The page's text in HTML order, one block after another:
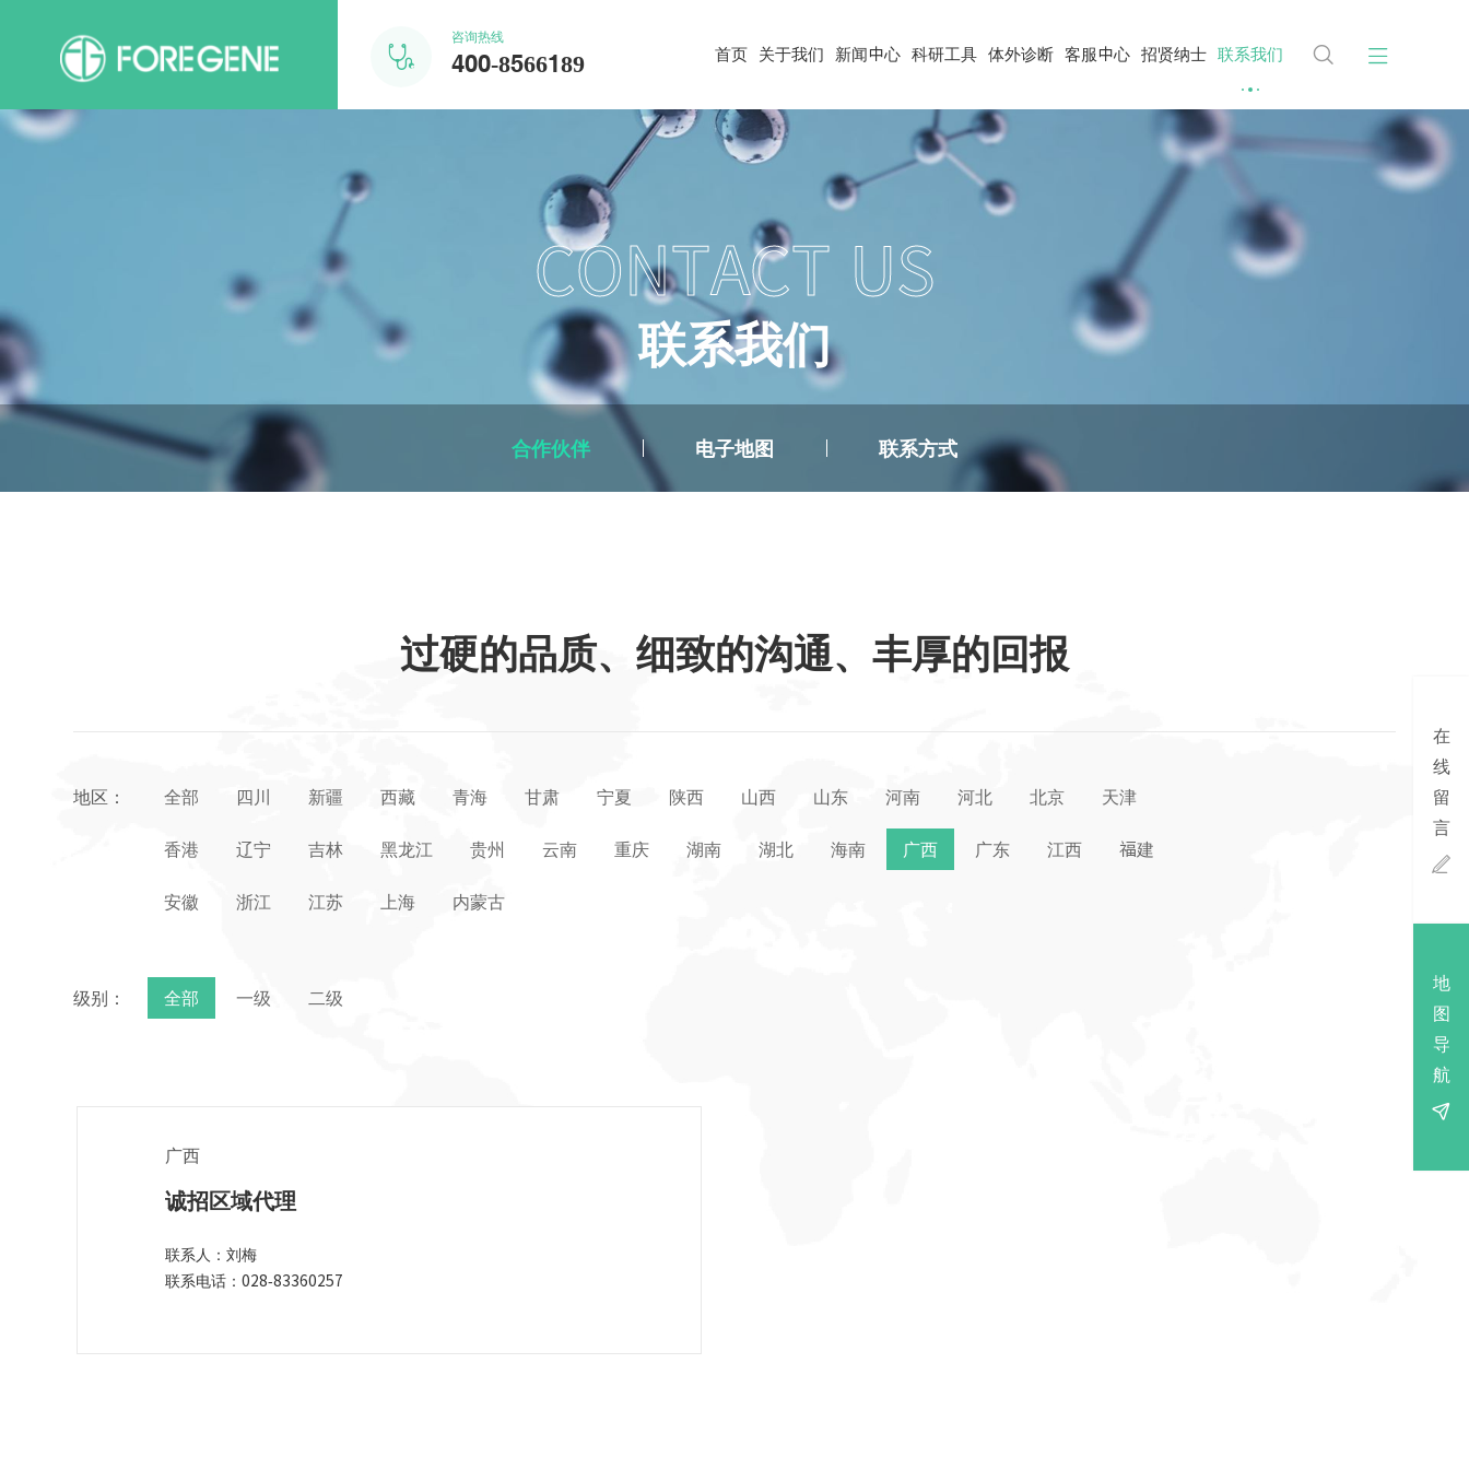

咨询热线
400-8566189 首页 关于我们 新闻中心 科研工具 体外诊断 客服中心 招贤纳士 联系我们  
在
线
留
言

地
图
导
航

CONTACT US
联系我们
合作伙伴 电子地图 联系方式
过硬的品质、细致的沟通、丰厚的回报
地区： 全部 四川 新疆 西藏 青海 甘肃 宁夏 陕西 山西 山东 河南 河北 北京 天津
香港 辽宁 吉林 黑龙江 贵州 云南 重庆 湖南 湖北 海南 广西 广东 江西 福建
安徽 浙江 江苏 上海 内蒙古
级别： 全部 一级 二级
广西
诚招区域代理
联系人：刘梅
联系电话：028-83360257